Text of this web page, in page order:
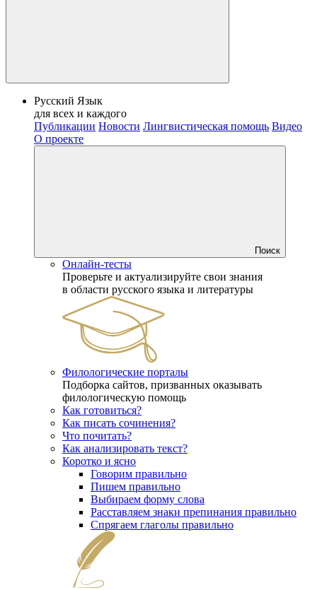
Русский Язык
для всех и каждого
Публикации Новости Лингвистическая помощь Видео
О проекте
Поиск
Онлайн-тесты
Проверьте и актуализируйте свои знания
в области русского языка и литературы
Филологические порталы
Подборка сайтов, призванных оказывать
филологическую помощь
Как готовиться?
Как писать сочинения?
Что почитать?
Как анализировать текст?
Коротко и ясно
Говорим правильно
Пишем правильно
Выбираем форму слова
Расставляем знаки препинания правильно
Спрягаем глаголы правильно